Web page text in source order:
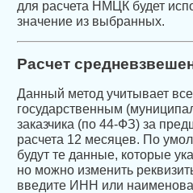
для расчета НМЦК будет
значение из выбранных.
Расчет
Данный метод учитывает
государственным
заказчика (по 44-ФЗ) за
расчета 12 месяцев. По
будут те данные, которые
но можно изменить
введите ИНН или